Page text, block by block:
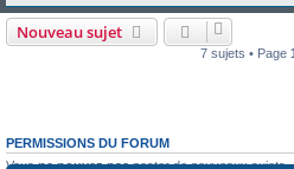
Nouveau sujet
7 sujets • Page
PERMISSIONS DU FORUM
Vousne pouvez pasposter de nouveaux sujets